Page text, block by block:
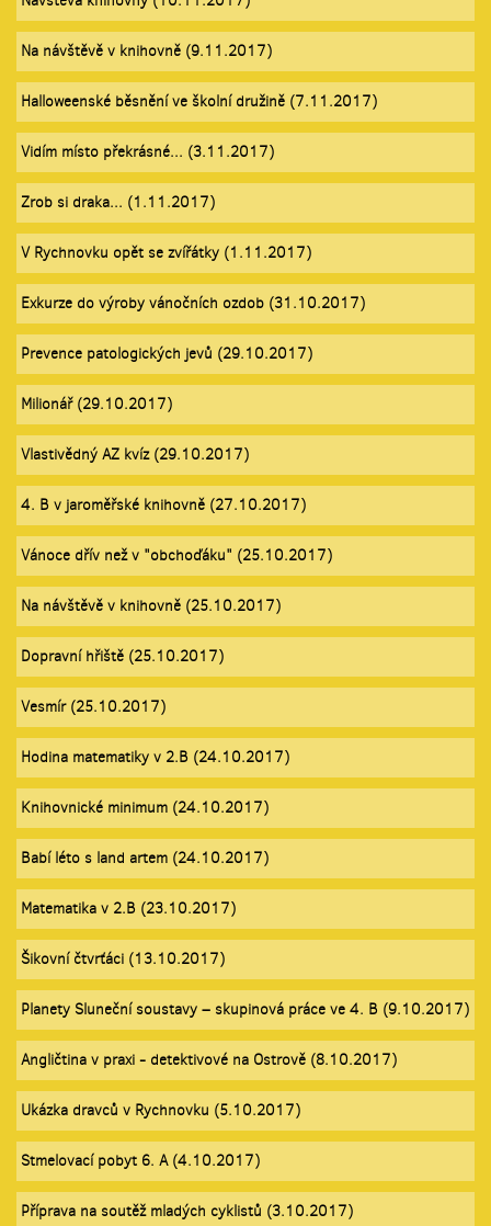
Na návštěvě v knihovně (9.11.2017)
Halloweenské běsnění ve školní družině (7.11.2017)
Vidím místo překrásné... (3.11.2017)
Zrob si draka... (1.11.2017)
V Rychnovku opět se zvířátky (1.11.2017)
Exkurze do výroby vánočních ozdob (31.10.2017)
Prevence patologických jevů (29.10.2017)
Milionář (29.10.2017)
Vlastivědný AZ kvíz (29.10.2017)
4. B v jaroměřské knihovně (27.10.2017)
Vánoce dřív než v "obchoďáku" (25.10.2017)
Na návštěvě v knihovně (25.10.2017)
Dopravní hřiště (25.10.2017)
Vesmír (25.10.2017)
Hodina matematiky v 2.B (24.10.2017)
Knihovnické minimum (24.10.2017)
Babí léto s land artem (24.10.2017)
Matematika v 2.B (23.10.2017)
Šikovní čtvrťáci (13.10.2017)
Planety Sluneční soustavy – skupinová práce ve 4. B (9.10.2017)
Angličtina v praxi - detektivové na Ostrově (8.10.2017)
Ukázka dravců v Rychnovku (5.10.2017)
Stmelovací pobyt 6. A (4.10.2017)
Příprava na soutěž mladých cyklistů (3.10.2017)